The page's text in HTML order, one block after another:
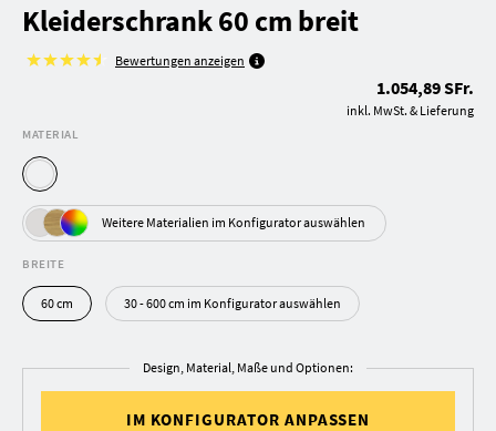
Kleiderschrank 60 cm breit
Bewertungen anzeigen
1.054,89 SFr.
inkl. MwSt. & Lieferung
MATERIAL
Weitere Materialien im Konfigurator auswählen
BREITE
60 cm 30 - 600 cm im Konfigurator auswählen
Design, Material, Maße und Optionen:
IM KONFIGURATOR ANPASSEN